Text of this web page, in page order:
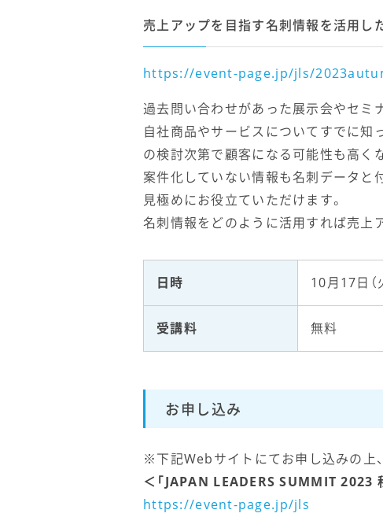
売上アップを目指す名刺情報を活用し
https://event-page.jp/jls/
過去問い合わせがあった展示会やセミ
自社商品やサービスについてすでに知
の検討次第で顧客になる可能性も高く
案件化していない情報も名刺データと
見極めにお役立ていただけます。
名刺情報をどのように活用すれば売上
日時 10月17日
受講料 無料
お申し込み
※下記Webサイトにてお申し込みの上
＜「JAPAN LEADERS SUMMIT 2023
https://event-page.jp/jls